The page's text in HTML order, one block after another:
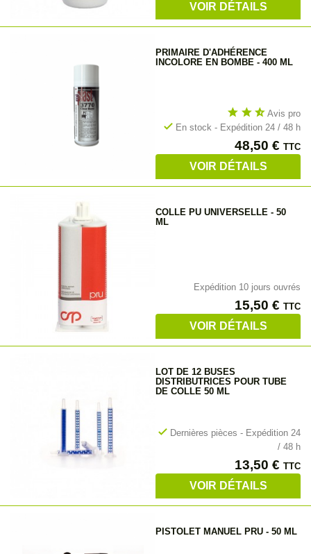
VOIR DÉTAILS
PRIMAIRE D'ADHÉRENCE
INCOLORE EN BOMBE - 400 ML
star star star_half Avis pro
check En stock - Expédition 24 / 48 h
Prix
48,50 € TTC
VOIR DÉTAILS
COLLE PU UNIVERSELLE - 50
ML
Expédition 10 jours ouvrés
Prix
15,50 € TTC
VOIR DÉTAILS
LOT DE 12 BUSES
DISTRIBUTRICES POUR TUBE
DE COLLE 50 ML
check Dernières pièces - Expédition 24
/ 48 h
Prix
13,50 € TTC
VOIR DÉTAILS
PISTOLET MANUEL PRU - 50 ML